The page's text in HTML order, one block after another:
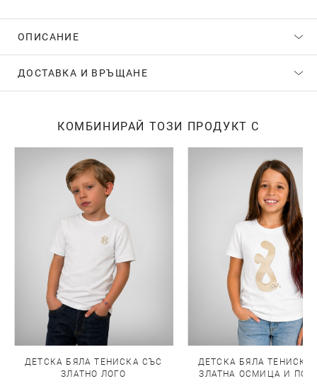
ОПИСАНИЕ
ДОСТАВКА И ВРЪЩАНЕ
КОМБИНИРАЙ ТОЗИ ПРОДУКТ С
ДЕТСКА БЯЛА ТЕНИСКА СЪС
ЗЛАТНО ЛОГО
ДЕТСКА БЯЛА ТЕНИСКА
ЗЛАТНА ОСМИЦА И